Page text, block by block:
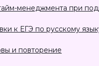
менеджмента при
к ЕГЭ по русскому
и повторение